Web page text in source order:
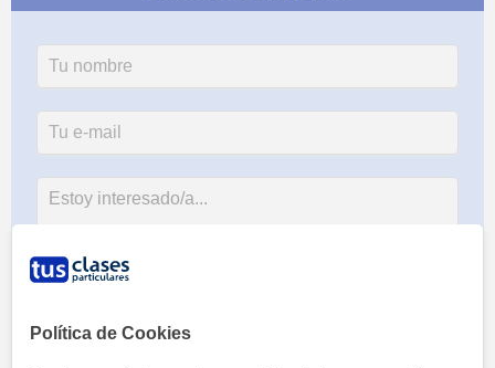
Al hacer clic, aceptas nuestro
Política de Cookies